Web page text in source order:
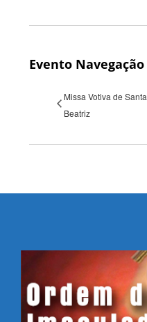
Evento Navegação
Missa Votiva de Santa
Beatriz